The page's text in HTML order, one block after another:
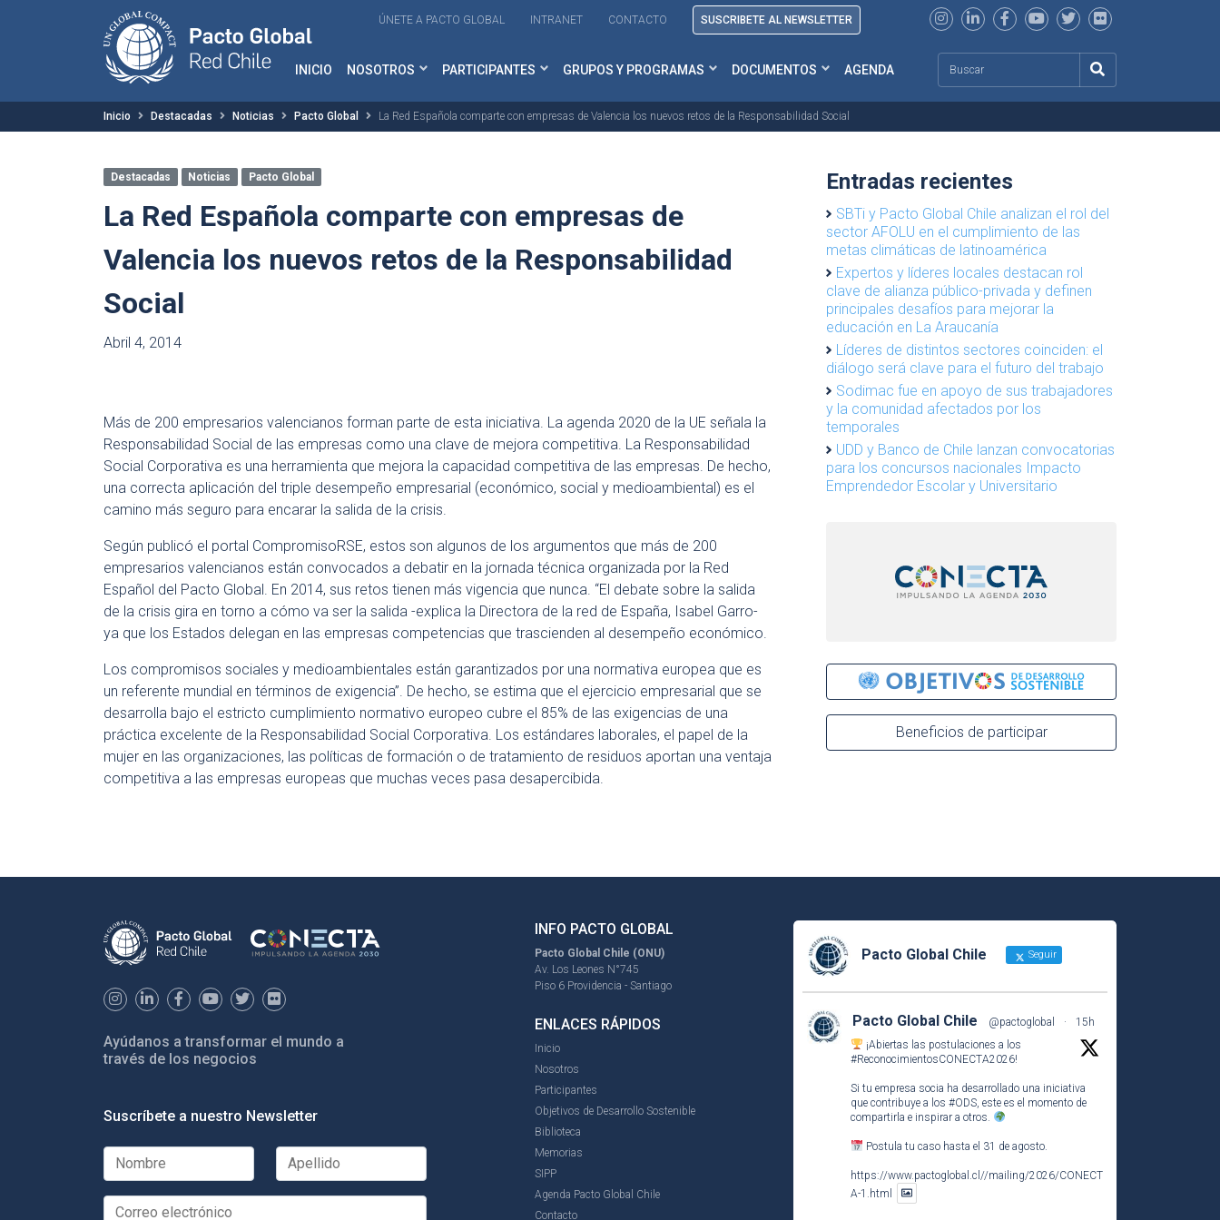
ÚNETE A PACTO GLOBAL INTRANET CONTACTO SUSCRIBETE AL NEWSLETTER
INICIO NOSOTROS PARTICIPANTES GRUPOS Y PROGRAMAS DOCUMENTOS AGENDA
Inicio Destacadas Noticias Pacto Global La Red Española comparte con empresas de Valencia los nuevos retos de la Responsabilidad Social
Destacadas Noticias Pacto Global
La Red Española comparte con empresas de
Valencia los nuevos retos de la Responsabilidad
Social
Abril 4, 2014
Más de 200 empresarios valencianos forman parte de esta iniciativa. La agenda 2020 de la UE señala la
Responsabilidad Social de las empresas como una clave de mejora competitiva. La Responsabilidad
Social Corporativa es una herramienta que mejora la capacidad competitiva de las empresas. De hecho,
una correcta aplicación del triple desempeño empresarial (económico, social y medioambiental) es el
camino más seguro para encarar la salida de la crisis.
Según publicó el portal CompromisoRSE, estos son algunos de los argumentos que más de 200
empresarios valencianos están convocados a debatir en la jornada técnica organizada por la Red
Español del Pacto Global. En 2014, sus retos tienen más vigencia que nunca. “El debate sobre la salida
de la crisis gira en torno a cómo va ser la salida -explica la Directora de la red de España, Isabel Garro-
ya que los Estados delegan en las empresas competencias que trascienden al desempeño económico.
Los compromisos sociales y medioambientales están garantizados por una normativa europea que es
un referente mundial en términos de exigencia”. De hecho, se estima que el ejercicio empresarial que se
desarrolla bajo el estricto cumplimiento normativo europeo cubre el 85% de las exigencias de una
práctica excelente de la Responsabilidad Social Corporativa. Los estándares laborales, el papel de la
mujer en las organizaciones, las políticas de formación o de tratamiento de residuos aportan una ventaja
competitiva a las empresas europeas que muchas veces pasa desapercibida.
Entradas recientes
SBTi y Pacto Global Chile analizan el rol del
sector AFOLU en el cumplimiento de las
metas climáticas de latinoamérica
Expertos y líderes locales destacan rol
clave de alianza público-privada y definen
principales desafíos para mejorar la
educación en La Araucanía
Líderes de distintos sectores coinciden: el
diálogo será clave para el futuro del trabajo
Sodimac fue en apoyo de sus trabajadores
y la comunidad afectados por los
temporales
UDD y Banco de Chile lanzan convocatorias
para los concursos nacionales Impacto
Emprendedor Escolar y Universitario
Beneficios de participar
Ayúdanos a transformar el mundo a
través de los negocios
Suscríbete a nuestro Newsletter
INFO PACTO GLOBAL
Pacto Global Chile (ONU)
Av. Los Leones N°745
Piso 6 Providencia - Santiago
ENLACES RÁPIDOS
Inicio
Nosotros
Participantes
Objetivos de Desarrollo Sostenible
Biblioteca
Memorias
SIPP
Agenda Pacto Global Chile
Contacto
Pacto Global Chile Seguir
Pacto Global Chile @pactoglobal ·
15h
¡Abiertas las postulaciones a los
#ReconocimientosCONECTA2026!
Si tu empresa socia ha desarrollado una iniciativa
que contribuye a los #ODS, este es el momento de
compartirla e inspirar a otros.
Postula tu caso hasta el 31 de agosto.
https://www.pactoglobal.cl//mailing/2026/CONECT
A-1.html